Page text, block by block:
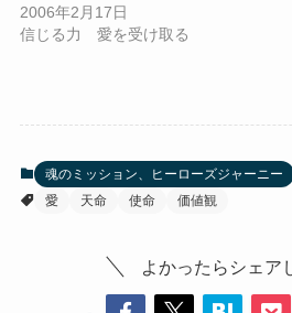
2006年2月17日
信じる力 愛を受け取る
魂のミッション、ヒーローズジャーニー
愛
天命 使命 価値観
よかったらシェア